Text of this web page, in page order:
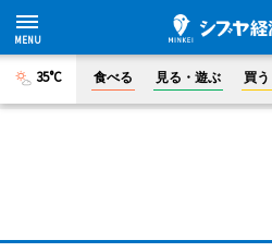
35°C 食べる 見る・遊ぶ 買う